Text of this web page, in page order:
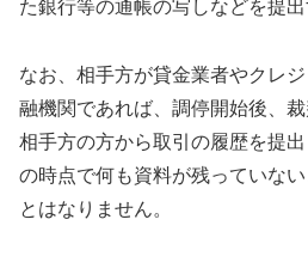
た銀行等の通帳の写しなどを提出
なお、相手方が貸金業者やクレ
融機関であれば、調停開始後、
相手方の方から取引の履歴を提
の時点で何も資料が残っていな
とはなりません。